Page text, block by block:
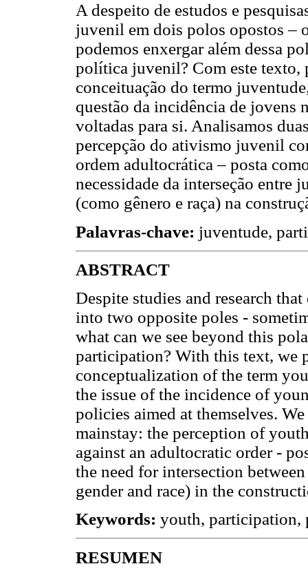
A despeito de estudos e
juvenil em dois polos opostos –
podemos enxergar além dessa
política juvenil? Com este texto,
conceituação do termo
questão da incidência de jovens
voltadas para si. Analisamos
percepção do ativismo juvenil
ordem adultocrática – posta
necessidade da interseção entre
(como gênero e raça) na
Palavras-chave: juventude,
ABSTRACT
Despite studies and research
into two opposite poles -
what can we see beyond this
participation? With this text, we
conceptualization of the term
the issue of the incidence of
policies aimed at themselves.
mainstay: the perception of
against an adultocratic order -
the need for intersection
gender and race) in the
Keywords: youth, participation,
RESUMEN